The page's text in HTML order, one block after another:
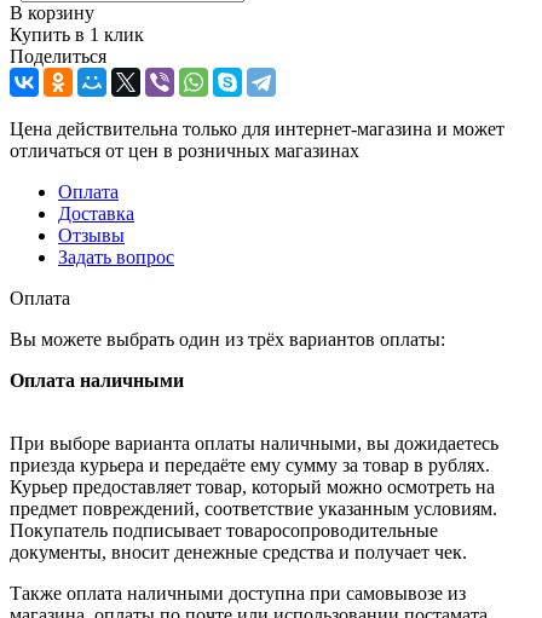
В корзину
Купить в 1 клик
Поделиться
Цена действительна только для интернет-магазина и может
отличаться от цен в розничных магазинах
Оплата
Доставка
Отзывы
Задать вопрос
Оплата
Вы можете выбрать один из трёх вариантов оплаты:
Оплата наличными
При выборе варианта оплаты наличными, вы дожидаетесь
приезда курьера и передаёте ему сумму за товар в рублях.
Курьер предоставляет товар, который можно осмотреть на
предмет повреждений, соответствие указанным условиям.
Покупатель подписывает товаросопроводительные
документы, вносит денежные средства и получает чек.
Также оплата наличными доступна при самовывозе из